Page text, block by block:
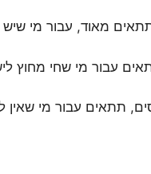
מאוד, עבור מי שיש
עבור מי שחי מחוץ
תתאים עבור מי שאין